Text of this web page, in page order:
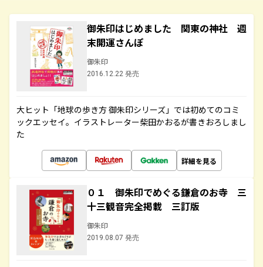
御朱印はじめました 関東の神社 週
末開運さんぽ
御朱印
2016.12.22 発売
大ヒット「地球の歩き方 御朱印シリーズ」では初めてのコミ
ックエッセイ。イラストレーター柴田かおるが書きおろしまし
た
詳細を見る
０１ 御朱印でめぐる鎌倉のお寺 三
十三観音完全掲載 三訂版
御朱印
2019.08.07 発売